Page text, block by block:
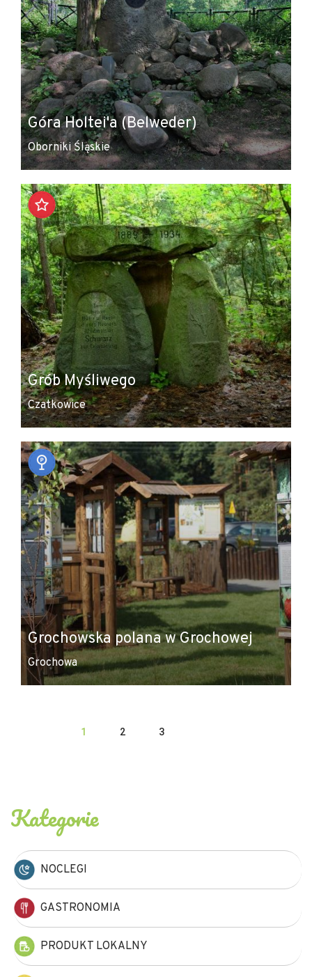
Góra Holtei'a (Belweder)
Oborniki Śląskie
Grób Myśliwego
Czatkowice
Grochowska polana w Grochowej
Grochowa
1 2 3
Kategorie
NOCLEGI
GASTRONOMIA
PRODUKT LOKALNY